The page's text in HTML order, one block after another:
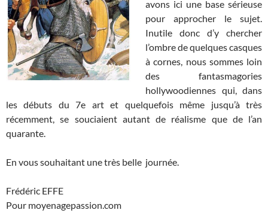
avons ici une base sérieuse
pour approcher le sujet.
Inutile donc d’y chercher
l’ombre de quelques casques
à cornes, nous sommes loin
des fantasmagories
hollywoodiennes qui, dans
les débuts du 7e art et quelquefois même jusqu’à très
récemment, se souciaient autant de réalisme que de l’an
quarante.
En vous souhaitant une très belle journée.
Frédéric EFFE
Pour moyenagepassion.com